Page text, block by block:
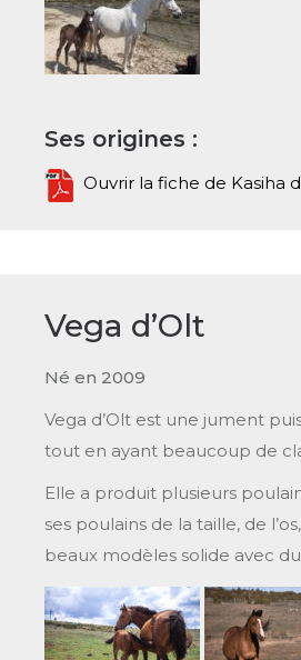
Ses origines :
Ouvrir la fiche de Kasiha
Vega d’Olt
Né en 2009
Vega d’Olt est une jument
tout en ayant beaucoup de
Elle a produit plusieurs
ses poulains de la taille, de
beaux modèles solide avec